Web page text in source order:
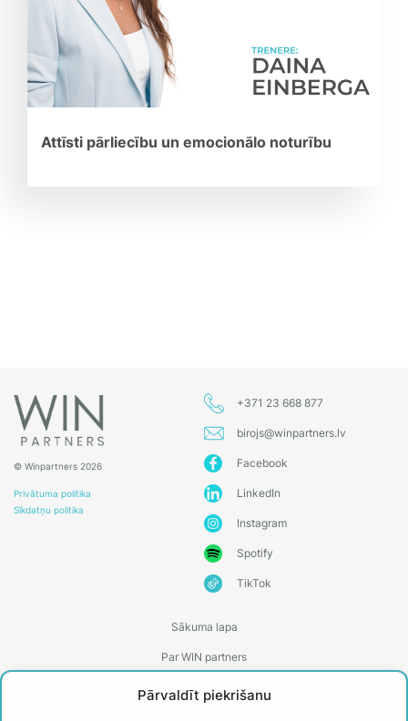
Pārvaldīt piekrišanu
Attīsti pārliecību un emocionālo noturību
© Winpartners 2026
Privātuma politika
Sīkdatņu politika
+371 23 668 877
birojs@winpartners.lv
Facebook
LinkedIn
Instagram
Spotify
TikTok
Sākuma lapa
Par WIN partners
Treneri